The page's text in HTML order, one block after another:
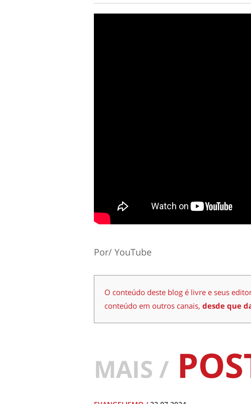
Por/ YouTube
O conteúdo deste blog é livre e seus
conteúdo em outros canais, desde que
MAIS /